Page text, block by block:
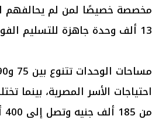
مخصصة خصيصًا لمن لم يحالفهم
13 ألف وحدة جاهزة للتسليم
احتياجات الأسر المصرية، بينما
من 185 ألف جنيه وتصل إلى 400 ألف جنيه.